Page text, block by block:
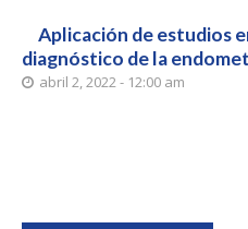
Aplicación de estudios
diagnóstico de la
abril 2, 2022 - 12:00 am